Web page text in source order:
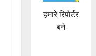
हमारे रिपोर्टर
बने